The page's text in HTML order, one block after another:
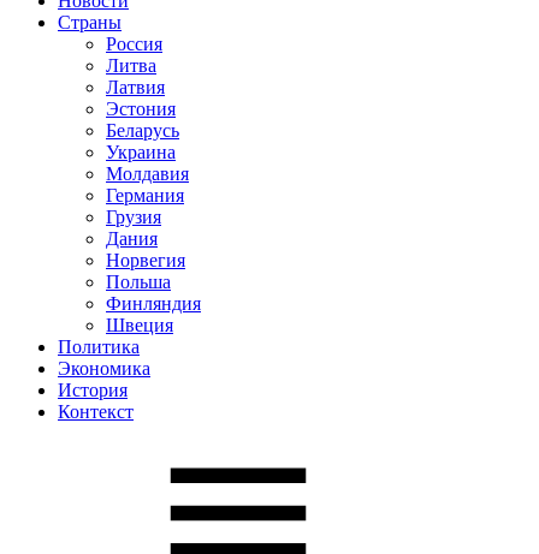
Страны
Россия
Литва
Латвия
Эстония
Беларусь
Украина
Молдавия
Германия
Грузия
Дания
Норвегия
Польша
Финляндия
Швеция
Политика
Экономика
История
Контекст